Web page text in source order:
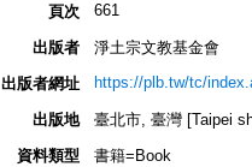
頁次 661
出版者
淨土宗文教基金會
出版者網址
https://plb.tw/tc/
出版地
臺北市, 臺灣 [Taipei
資料類型
書籍=Book